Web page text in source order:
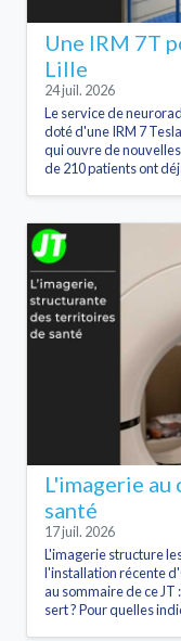
Une IRM 7T
Lille
24 juil. 2026
Le service de
doté d'une IRM 7
qui ouvre de
de 210 patients ont
L'imagerie
santé
17 juil. 2026
L'imagerie structure
l'installation récente
au sommaire de ce JT
sert ? Pour quelles